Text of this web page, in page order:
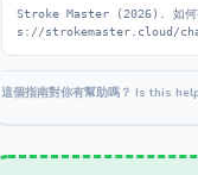
Stroke Master (2026). 如何
s://strokemaster.cloud/
這個指南對你有幫助嗎？ Is this